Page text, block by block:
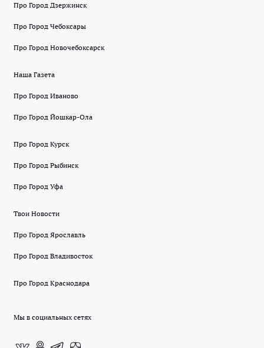
Про Город Дзержинск
Про Город Чебоксары
Про Город Новочебоксарск
Наша Газета
Про Город Иваново
Про Город Йошкар-Ола
Про Город Курск
Про Город Рыбинск
Про Город Уфа
Твои Новости
Про Город Ярославль
Про Город Владивосток
Про Город Краснодара
Мы в социальных сетях